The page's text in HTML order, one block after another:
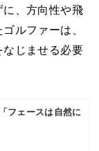
、方向性や飛
ルファーは、
じませる必要
フェースは自然に